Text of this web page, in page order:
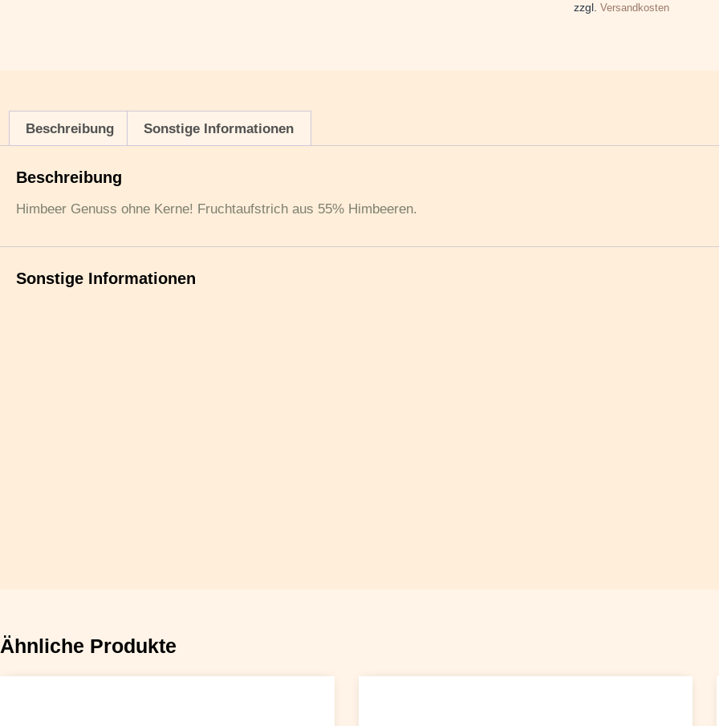
zzgl. Versandkosten
Beschreibung Sonstige Informationen
Beschreibung
Himbeer Genuss ohne Kerne! Fruchtaufstrich aus 55% Himbeeren.
Sonstige Informationen
Ähnliche Produkte